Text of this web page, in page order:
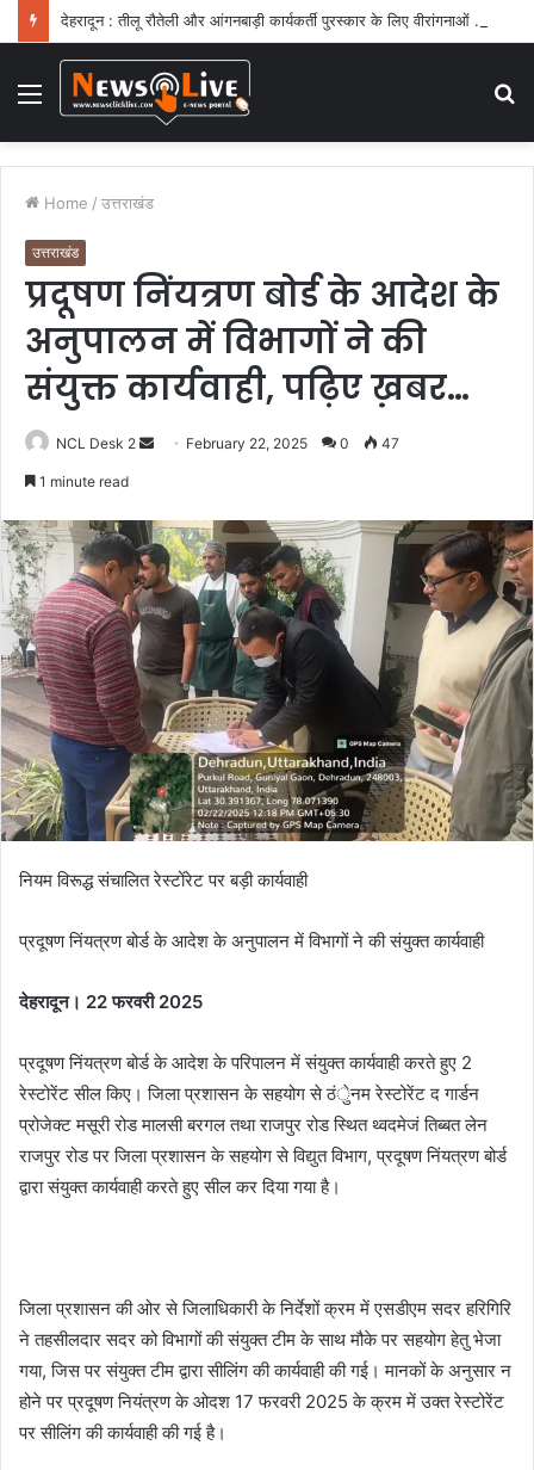
देहरादून : तीलू रौतेली और आंगनबाड़ी कार्यकर्ती पुरस्कार के लिए वीरांगनाओं का चयन : रेखा आर्या
Menu
Home / उत्तराखंड
उत्तराखंड
प्रदूषण निंयत्रण बोर्ड के आदेश के
अनुपालन में विभागों ने की
संयुक्त कार्यवाही, पढ़िए ख़बर…
NCL Desk 2
d
n
e
a
l
February 22, 2025 0 47
1 minute read
नियम विरूद्ध संचालित रेस्टोंरेट पर बड़ी कार्यवाही
प्रदूषण निंयत्रण बोर्ड के आदेश के अनुपालन में विभागों ने की संयुक्त कार्यवाही
देहरादून। 22 फरवरी 2025
प्रदूषण निंयत्रण बोर्ड के आदेश के परिपालन में संयुक्त कार्यवाही करते हुए 2
रेस्टोरेंट सील किए। जिला प्रशासन के सहयोग से ठंेुनम रेस्टोरेंट द गार्डन
प्रोजेक्ट मसूरी रोड मालसी बरगल तथा राजपुर रोड स्थित थ्वदमेजं तिब्बत लेन
राजपुर रोड पर जिला प्रशासन के सहयोग से विद्युत विभाग, प्रदूषण निंयत्रण बोर्ड
द्वारा संयुक्त कार्यवाही करते हुए सील कर दिया गया है।
जिला प्रशासन की ओर से जिलाधिकारी के निर्देशों क्रम में एसडीएम सदर हरिगिरि
ने तहसीलदार सदर को विभागों की संयुक्त टीम के साथ मौके पर सहयोग हेतु भेजा
गया, जिस पर संयुक्त टीम द्वारा सीलिंग की कार्यवाही की गई। मानकों के अनुसार न
होने पर प्रदूषण नियंत्रण के ओदश 17 फरवरी 2025 के क्रम में उक्त रेस्टोरेंट
पर सीलिंग की कार्यवाही की गई है।